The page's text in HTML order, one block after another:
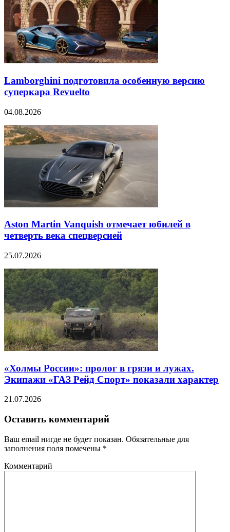
Lamborghini подготовила особенную версию
суперкара Revuelto
04.08.2026
Aston Martin Vanquish отмечает юбилей в
четверть века спецверсией
25.07.2026
«Холмы России»: пролог в грязи и лужах.
Экипажи «ГАЗ Рейд Спорт» показали характер
21.07.2026
Оставить комментарий
Ваш email нигде не будет показан. Обязательные для
заполнения поля помечены *
Комментарий